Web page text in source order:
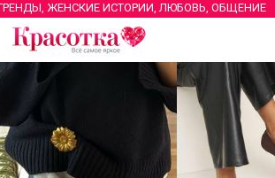
ЖЕНСКИЕ ИСТОРИИ, ЛЮБОВЬ, ОБЩЕНИЕ